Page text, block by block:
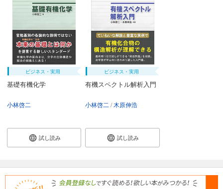
ビジネス・実用
基礎有機化学
小林啓二
試し読み
ビジネス・実用
有機スペクトル解析入門
小林啓二 木原伸浩
試し読み